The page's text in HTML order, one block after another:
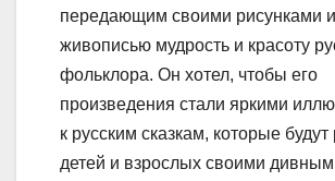
передающим своими рисунками и
живописью мудрость и красоту
фольклора. Он хотел, чтобы его
произведения стали яркими
к русским сказкам, которые будут
детей и взрослых своими